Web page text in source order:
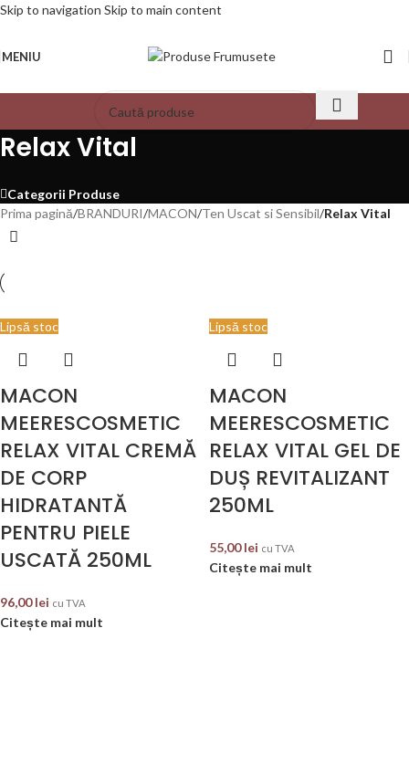
Skip to navigation Skip to main content
MENIU
Relax Vital
Categorii Produse
Prima pagină/BRANDURI/MACON/Ten Uscat si Sensibil/Relax Vital
Lipsă stoc
MACON
MEERESCOSMETIC
RELAX VITAL CREMĂ
DE CORP
HIDRATANTĂ
PENTRU PIELE
USCATĂ 250ML
96,00lei cu TVA
Citește mai mult
Lipsă stoc
MACON
MEERESCOSMETIC
RELAX VITAL GEL DE
DUȘ REVITALIZANT
250ML
55,00lei cu TVA
Citește mai mult